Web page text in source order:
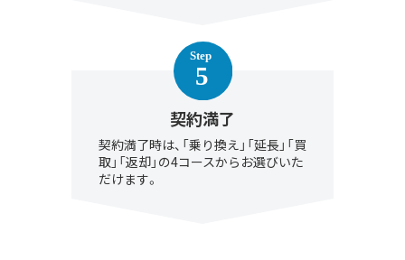
契約満了
契約満了時は、「乗り換え」「延長」「買
取」「返却」の4コースからお選びいた
だけます。